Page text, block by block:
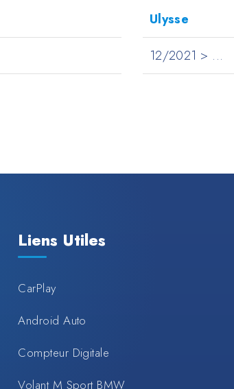
Ulysse
12/2021 > ...
Liens Utiles
CarPlay
Android Auto
Compteur Digitale
Volant M Sport BMW